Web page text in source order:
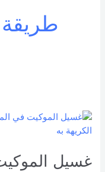
غسيل
غسيل
الموكيت
المنزل